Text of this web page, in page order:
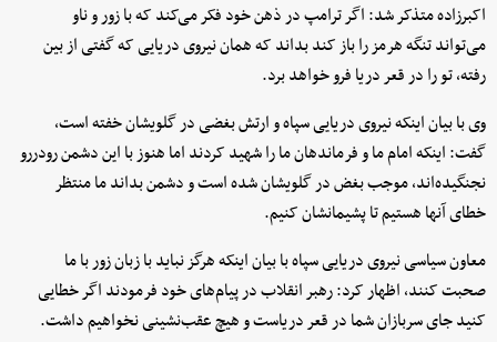
اکبرزاده متذکر شد: اگر ترامپ در ذهن خود فکر می‌کند که با زور و ناو
می‌تواند تنگه هرمز را باز کند بداند که همان نیروی دریایی که گفتی از بین
رفته، تو را در قعر دریا فرو خواهد برد.
وی با بیان اینکه نیروی دریایی سپاه و ارتش بغضی در گلویشان خفته است،
گفت: اینکه امام ما و فرماندهان ما را شهید کردند اما هنوز با این دشمن رودررو
نجنگیده‌اند، موجب بغض در گلویشان شده است و دشمن بداند ما منتظر
خطای آنها هستیم تا پشیمانشان کنیم.
معاون سیاسی نیروی دریایی سپاه با بیان اینکه هرگز نباید با زبان زور با ما
صحبت کنند، اظهار کرد: رهبر انقلاب در پیام‌های خود فرمودند اگر خطایی
کنید جای سربازان شما در قعر دریاست و هیچ عقب‌نشینی نخواهیم داشت.